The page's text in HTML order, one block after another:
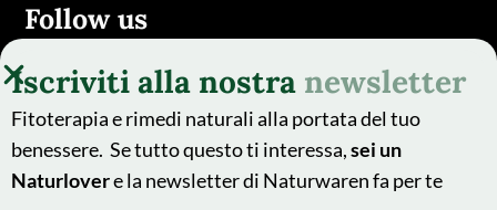
Follow us
Iscriviti alla nostra newsletter
Fitoterapia e rimedi naturali alla portata del tuo
benessere. Se tutto questo ti interessa,sei un
Naturlovere la newsletter di Naturwaren fa per te